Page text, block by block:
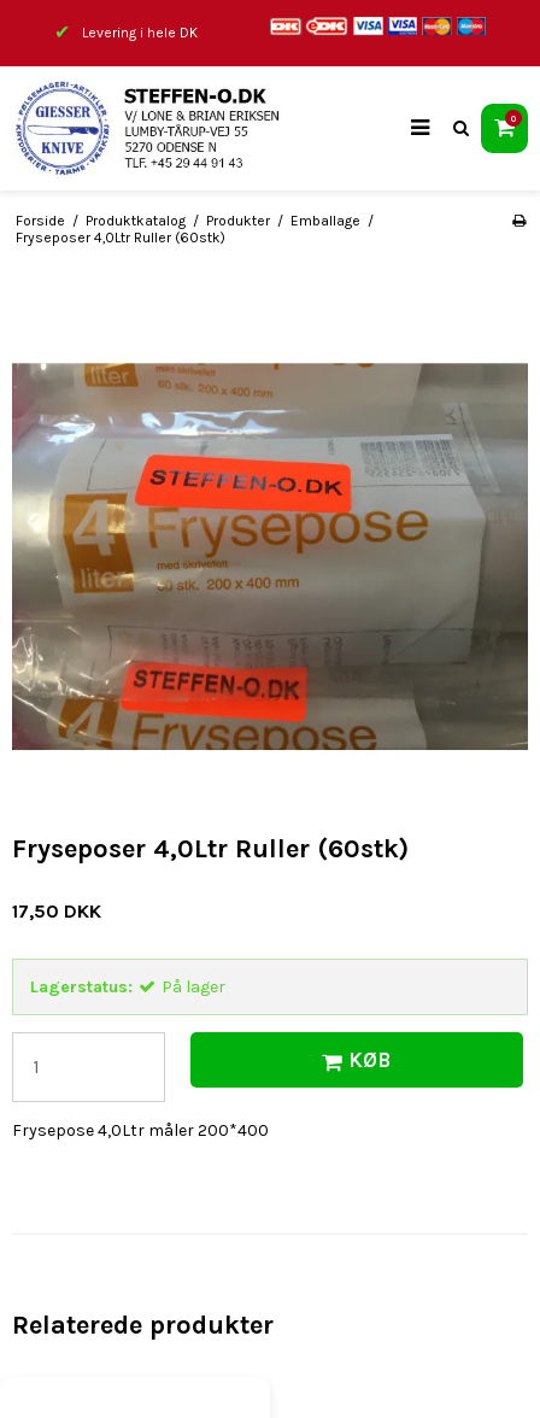
0
Forside / Produktkatalog / Produkter / Emballage /
Fryseposer 4,0Ltr Ruller (60stk)
✔ Levering i hele DK
Fryseposer 4,0Ltr Ruller (60stk)
17,50 DKK
Lagerstatus: På lager
KØB
Frysepose 4,0Ltr måler 200*400
Relaterede produkter